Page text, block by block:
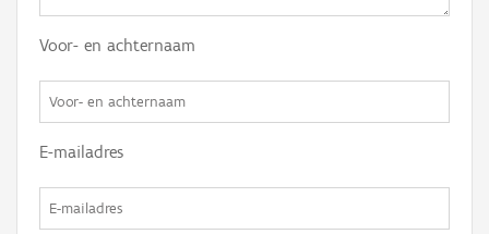
Voor- en achternaam
E-mailadres